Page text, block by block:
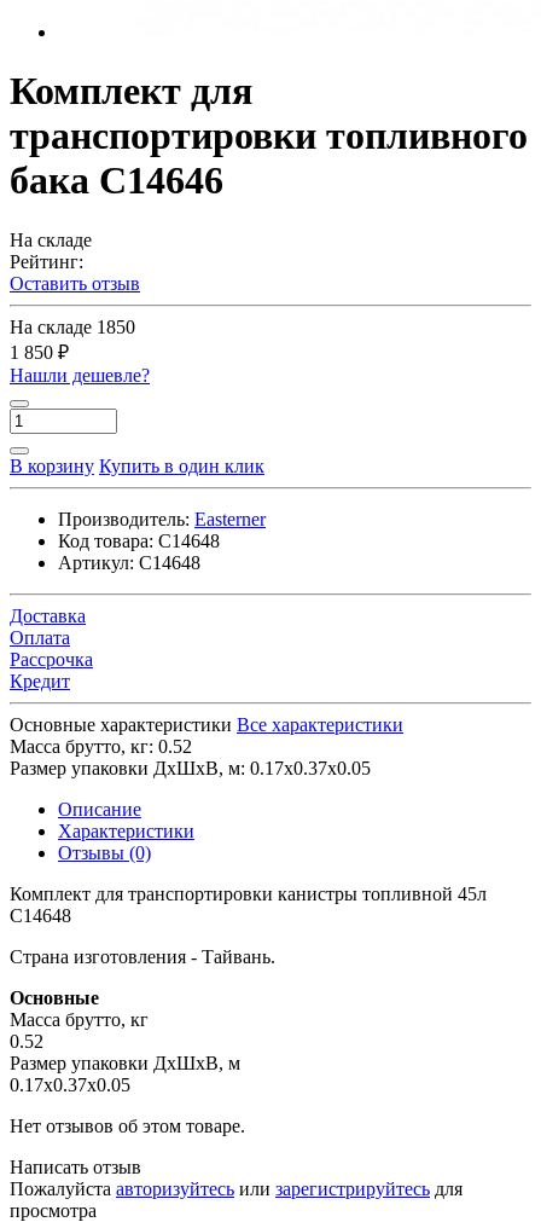
Комплект для
транспортировки топливного
бака C14646
На складе
Рейтинг:
Оставить отзыв
На складе 1850
1 850 ₽
Нашли дешевле?
В корзину Купить в один клик
Производитель: Easterner
Код товара: C14648
Артикул: C14648
Доставка
Оплата
Рассрочка
Кредит
Основные характеристики Все характеристики
Масса брутто, кг: 0.52
Размер упаковки ДхШхВ, м: 0.17x0.37x0.05
Описание
Характеристики
Отзывы (0)
Комплект для транспортировки канистры топливной 45л
C14648
Страна изготовления - Тайвань.
Основные
Масса брутто, кг
0.52
Размер упаковки ДхШхВ, м
0.17x0.37x0.05
Нет отзывов об этом товаре.
Написать отзыв
Пожалуйста авторизуйтесь или зарегистрируйтесь для
просмотра